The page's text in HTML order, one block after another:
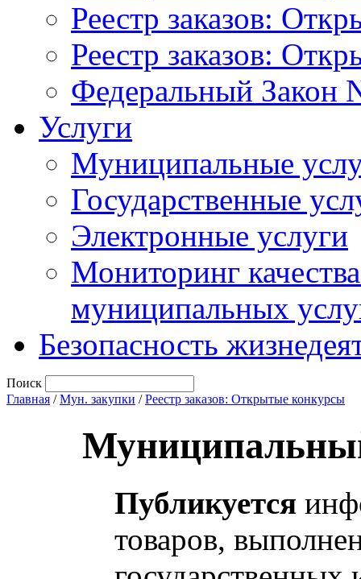
Реестр заказов:
Реестр заказов:
Федеральный Закон
Услуги
Муниципальные
Государственные
Электронные услуги
Мониторинг
муниципальных
Безопасность
Поиск
Главная /Мун. закупки /Реестр заказов: Открытые конкурсы
Публикуется
товаров,